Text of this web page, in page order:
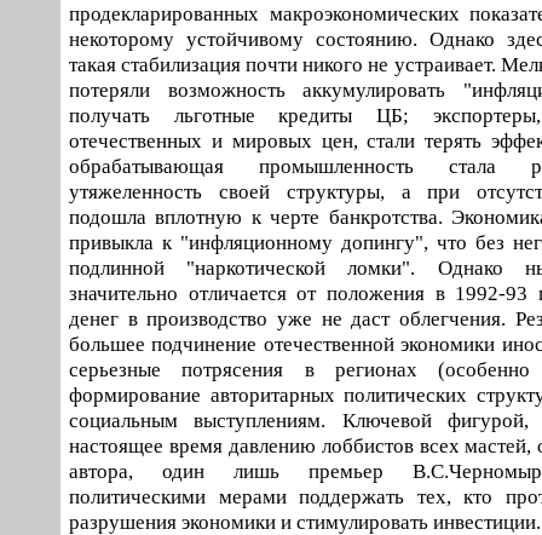
продекларированных макроэкономических
некоторому устойчивому состоянию. Однако
такая стабилизация почти никого не устраивает.
потеряли возможность аккумулировать
получать льготные кредиты ЦБ;
отечественных и мировых цен, стали терять
обрабатывающая промышленность стала
утяжеленность своей структуры, а при
подошла вплотную к черте банкротства.
привыкла к "инфляционному допингу", что без
подлинной "наркотической ломки". Однако
значительно отличается от положения в 1992-93
денег в производство уже не даст облегчения.
большее подчинение отечественной экономики
серьезные потрясения в регионах
формирование авторитарных политических
социальным выступлениям. Ключевой фигурой,
настоящее время давлению лоббистов всех
автора, один лишь премьер
политическими мерами поддержать тех, кто
разрушения экономики и стимулировать инвестиции.